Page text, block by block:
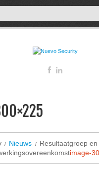
Nieuws
Resultaatgroep
image-